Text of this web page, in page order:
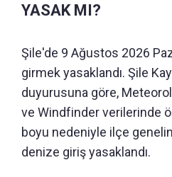
YASAK MI?
Şile'de 9 Ağustos 2026
girmek yasaklandı. Şile
duyurusuna göre,
ve Windfinder verilerinde
boyu nedeniyle ilçe
denize giriş yasaklandı.